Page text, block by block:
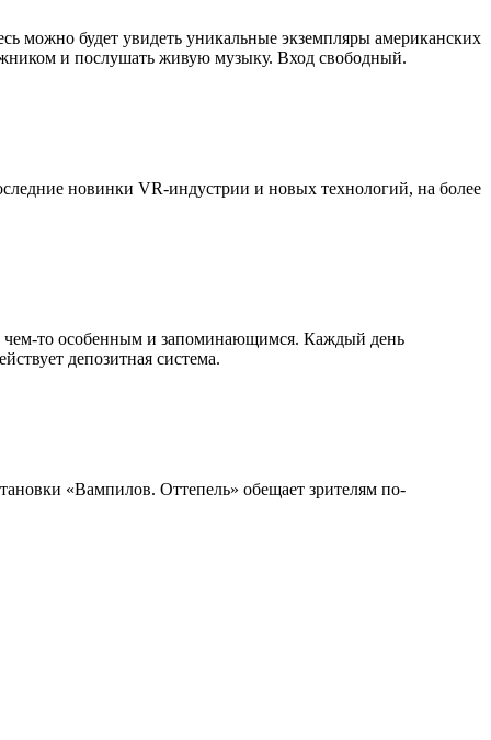
можно будет увидеть уникальные экземпляры американских
и послушать живую музыку. Вход свободный.
новинки VR-индустрии и новых технологий, на более
чем-то особенным и запоминающимся. Каждый день
депозитная система.
«Вампилов. Оттепель» обещает зрителям по-